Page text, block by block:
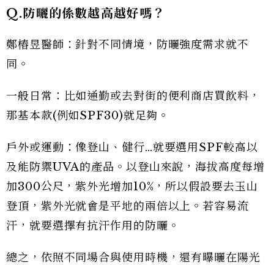
Q.防曬的係數越高越好嗎？
鄭樁昱醫師：針對不同情境，防曬強度需求就不
同。
一般日常：比如通勤或去對街的便利商店買飲料，
那基本款(例如SPF30)就足夠。
戶外或運動：像登山、健行…就要選用SPF較高以
及能防禦UVA的產品。以登山來說，海拔高度每增
加300公尺，紫外光增加10%，所以假設要去玉山
登頂，紫外光就會是平地的兩倍以上。若容易流
汗，就要選擇有抗汗作用的防曬。
總之，依照不同場合與使用時機，還有曝曬在陽光